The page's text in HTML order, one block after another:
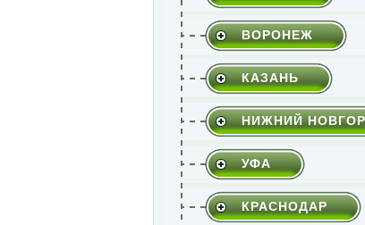
ВОРОНЕЖ
КАЗАНЬ
НИЖНИЙ
УФА
КРАСНОДАР